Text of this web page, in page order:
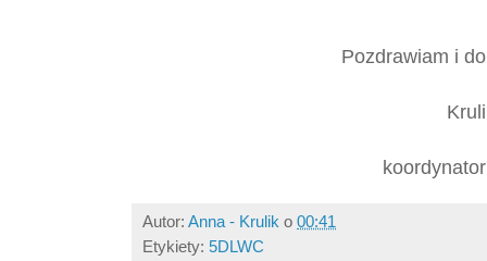
Pozdrawiam i
Autor: Anna - Krulik o 00:41
Etykiety: 5DLWC